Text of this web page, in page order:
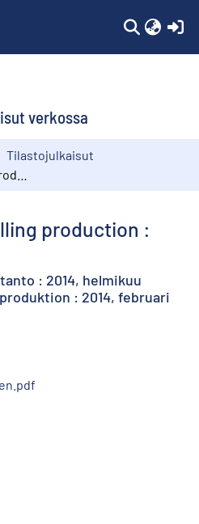
verkossa
Tilastojulkaisut
production :
: 2014, helmikuu
: 2014, februari